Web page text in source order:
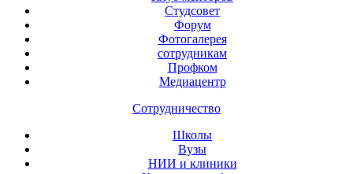
Студсовет
Форум
Фотогалерея
сотрудникам
Профком
Медиацентр
Сотрудничество
Школы
Вузы
НИИ и клиники